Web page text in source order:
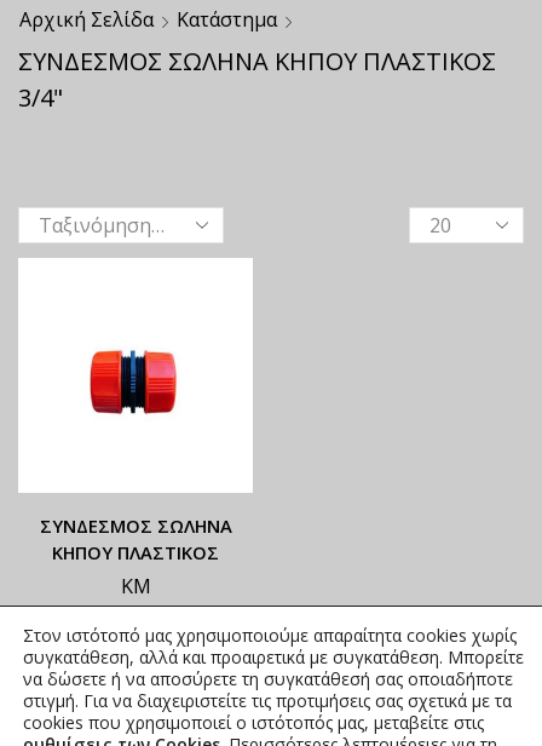
Αρχική Σελίδα Κατάστημα
ΣΥΝΔΕΣΜΟΣ ΣΩΛΗΝΑ ΚΗΠΟΥ ΠΛΑΣΤΙΚΟΣ
3/4"
ΣΥΝΔΕΣΜΟΣ ΣΩΛΗΝΑ
ΚΗΠΟΥ ΠΛΑΣΤΙΚΟΣ
ΚΜ
ΑΝΑΓΡΑΦΟΝΤΑΙ ΣΤΟ
ΑΝΗΡΤΗΜΕΝΟ PDF
1,43€ –1,61€ συμπ. Φ.Π.Α.
Στον ιστότοπό μας χρησιμοποιούμε απαραίτητα cookies χωρίς
συγκατάθεση, αλλά και προαιρετικά με συγκατάθεση. Μπορείτε
να δώσετε ή να αποσύρετε τη συγκατάθεσή σας οποιαδήποτε
στιγμή. Για να διαχειριστείτε τις προτιμήσεις σας σχετικά με τα
cookies που χρησιμοποιεί ο ιστότοπός μας, μεταβείτε στις